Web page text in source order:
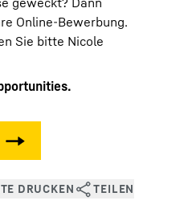
Online-Bewerbung.
Sie bitte Nicole